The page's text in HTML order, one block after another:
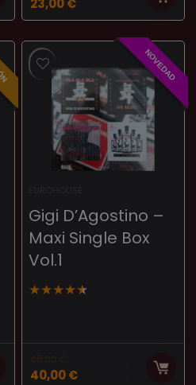
23,00€
NOVEDAD
Gigi D’Agostino –
Maxi Single Box
Vol.1
★★★★★
45,00 €
40,00€